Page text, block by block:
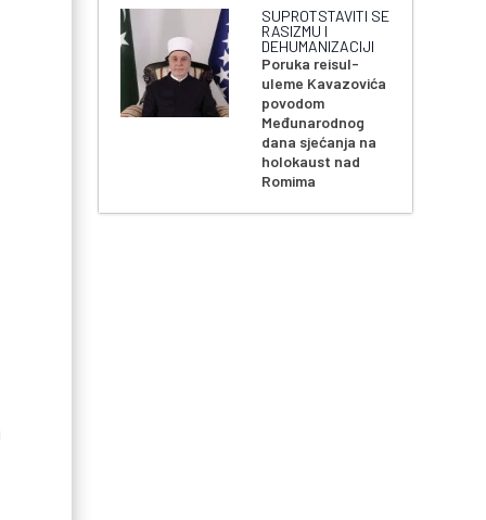
SUPROTSTAVITI SE
RASIZMU I
DEHUMANIZACIJI
Poruka reisul-
uleme Kavazovića
povodom
Međunarodnog
dana sjećanja na
holokaust nad
Romima